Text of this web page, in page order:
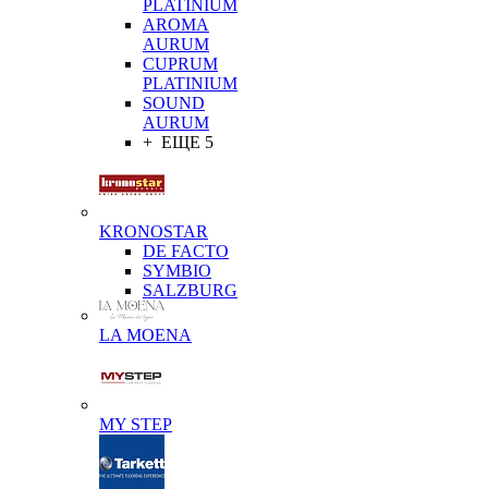
PLATINIUM
AROMA
AURUM
CUPRUM
PLATINIUM
SOUND
AURUM
+ ЕЩЕ 5
KRONOSTAR
DE FACTO
SYMBIO
SALZBURG
LA MOENA
MY STEP